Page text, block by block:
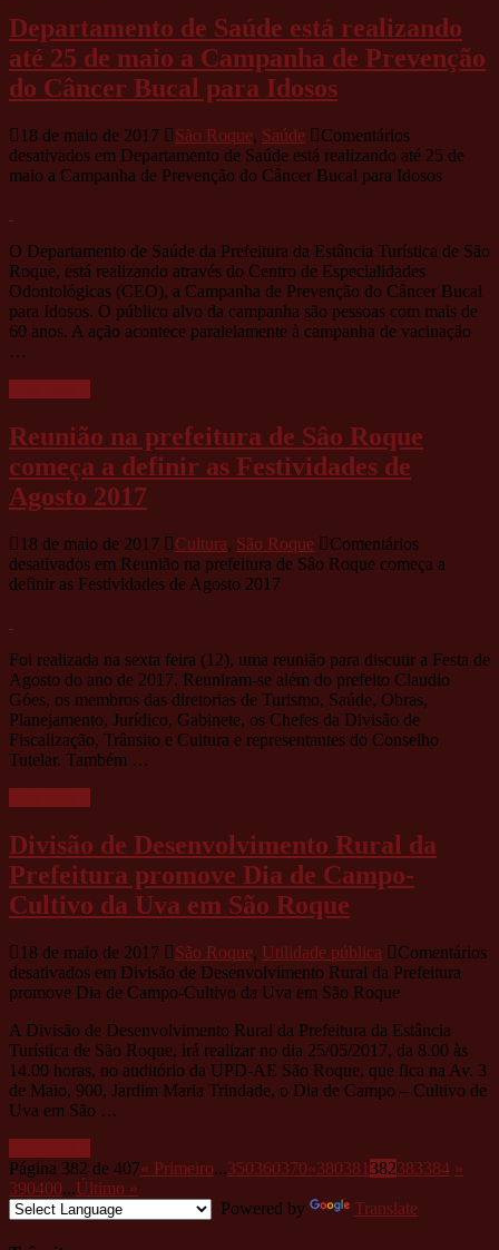
Departamento de Saúde está realizando
até 25 de maio a Campanha de Prevenção
do Câncer Bucal para Idosos
18 de maio de 2017 São Roque, Saúde
Comentários
desativados em Departamento de Saúde está realizando até 25 de
maio a Campanha de Prevenção do Câncer Bucal para Idosos
O Departamento de Saúde da Prefeitura da Estância Turística de São
Roque, está realizando através do Centro de Especialidades
Odontológicas (CEO), a Campanha de Prevenção do Câncer Bucal
para Idosos. O público alvo da campanha são pessoas com mais de
60 anos. A ação acontece paralelamente à campanha de vacinação
…
Reunião na prefeitura de Sâo Roque
começa a definir as Festividades de
Agosto 2017
18 de maio de 2017 Cultura, São Roque
Comentários
desativados em Reunião na prefeitura de Sâo Roque começa a
definir as Festividades de Agosto 2017
Foi realizada na sexta feira (12), uma reunião para discutir a Festa de
Agosto do ano de 2017. Reuniram-se além do prefeito Claudio
Góes, os membros das diretorias de Turismo, Saúde, Obras,
Planejamento, Jurídico, Gabinete, os Chefes da Divisão de
Fiscalização, Trânsito e Cultura e representantes do Conselho
Tutelar. Também …
Divisão de Desenvolvimento Rural da
Prefeitura promove Dia de Campo-
Cultivo da Uva em São Roque
18 de maio de 2017 São Roque, Utilidade pública
Comentários
desativados em Divisão de Desenvolvimento Rural da Prefeitura
promove Dia de Campo-Cultivo da Uva em São Roque
A Divisão de Desenvolvimento Rural da Prefeitura da Estância
Turística de São Roque, irá realizar no dia 25/05/2017, da 8.00 às
14.00 horas, no auditório da UPD-AE São Roque, que fica na Av. 3
de Maio, 900, Jardim Maria Trindade, o Dia de Campo – Cultivo de
Uva em São …
Página 382 de 407« Primeiro...350360370«380381382383384 »
390400...Último »
Powered by
Translate